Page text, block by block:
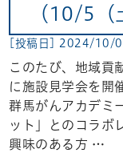
（10/5（
[投稿日] 2024/10/
このたび、地域貢
に施設見学会を開
群馬がんアカデミ
ット」とのコラボ
興味のある方 …